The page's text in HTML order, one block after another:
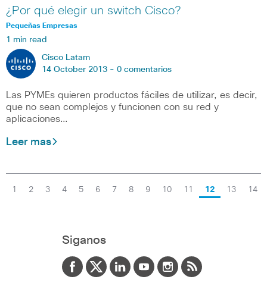
¿Por qué elegir un switch Cisco?
Pequeñas Empresas
1 min read
Cisco Latam
14 October 2013 - 0 comentarios
Las PYMEs quieren productos fáciles de utilizar, es decir,
que no sean complejos y funcionen con su red y
aplicaciones…
Leer mas
1 2 3 4 5 6 7 8 9 10 11 12 13 14
Siganos